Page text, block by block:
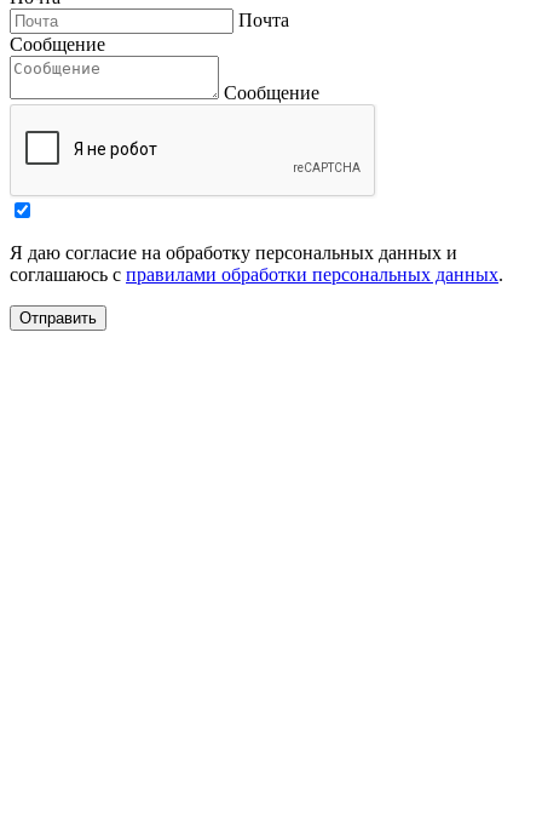
Почта
Сообщение
Сообщение
Я даю согласие на обработку персональных данных и
соглашаюсь с правилами обработки персональных данных.